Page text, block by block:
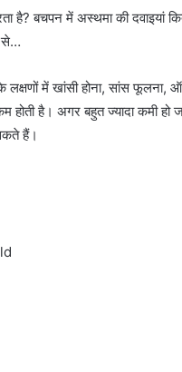
बचपन में अस्थमा की दवाइयां
से…
लक्षणों में खांसी होना, सांस फूलना,
होती है। अगर बहुत ज्यादा कमी हो
हैं।